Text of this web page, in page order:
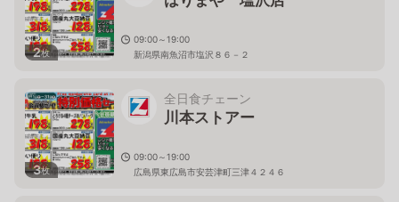
2枚
09:00～19:00
新潟県南魚沼市塩沢８６－２
3枚
全日食チェーン
川本ストアー
09:00～19:00
広島県東広島市安芸津町三津４２４６